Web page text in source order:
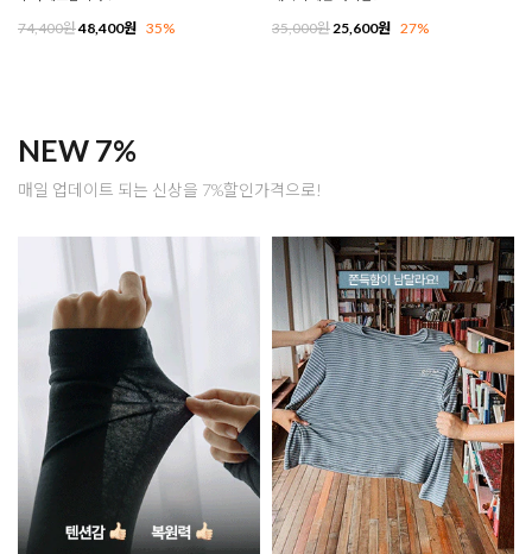
74,400원48,400원 35% 35,000원25,600원 27%
NEW 7%
매일 업데이트 되는 신상을 7%할인가격으로!